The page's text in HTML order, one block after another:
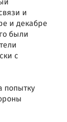
и
и декабре
были
с